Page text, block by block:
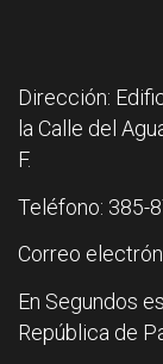
Dirección:
la Calle del
F.
Teléfono: 385-
Correo
En Segundos
República de